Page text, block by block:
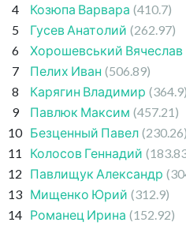
4
Козюпа Варвара (410.7)
5
Гусев Анатолий (262.97)
6
Хорошевський Вячеслав
7
Пелих Иван (506.89)
8
Карягин Владимир (364.9)
9
Павлюк Максим (457.21)
10 Безценный Павел (230.26)
11
Колосов Геннадий
12
Павлищук Александр
13 Мищенко Юрий (312.9)
14 Романец Ирина (152.92)